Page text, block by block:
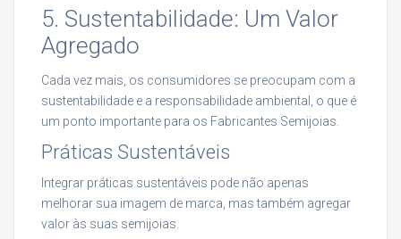
5. Sustentabilidade: Um Valor
Agregado
Cada vez mais, os consumidores se preocupam com a
sustentabilidade e a responsabilidade ambiental, o que é
um ponto importante para os Fabricantes Semijoias.
Práticas Sustentáveis
Integrar práticas sustentáveis pode não apenas
melhorar sua imagem de marca, mas também agregar
valor às suas semijoias.